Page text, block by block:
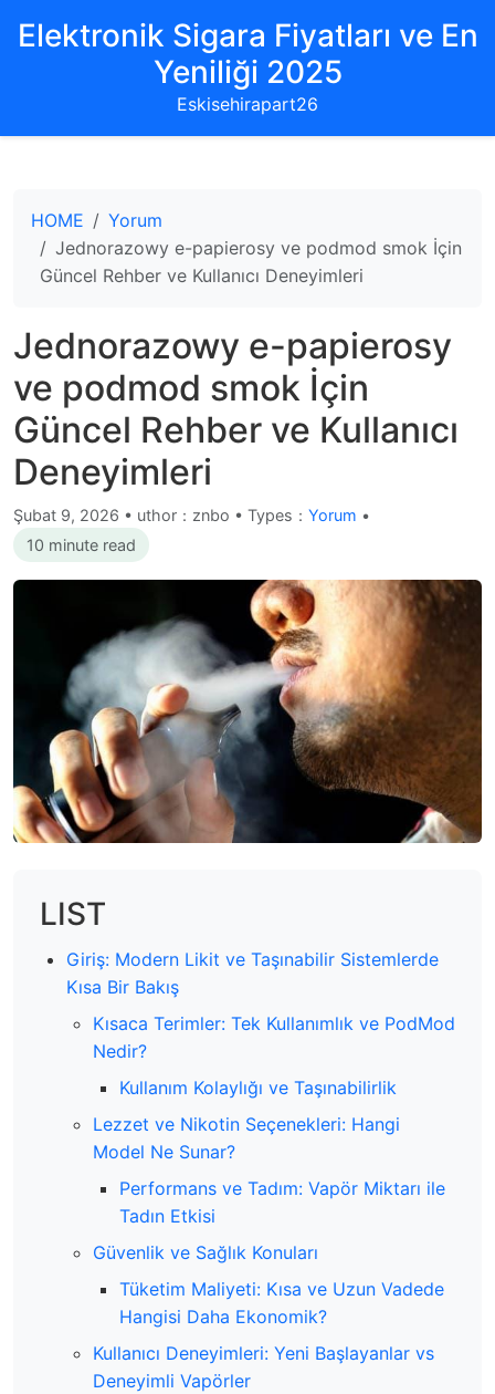
Elektronik Sigara Fiyatları ve En
Yeniliği 2025
Eskisehirapart26
HOME
Yorum
Jednorazowy e-papierosy ve podmod smok İçin
Güncel Rehber ve Kullanıcı Deneyimleri
Jednorazowy e-papierosy
ve podmod smok İçin
Güncel Rehber ve Kullanıcı
Deneyimleri
Şubat 9, 2026 • uthor：znbo • Types： Yorum •
10 minute read
LIST
Giriş: Modern Likit ve Taşınabilir Sistemlerde
Kısa Bir Bakış
Kısaca Terimler: Tek Kullanımlık ve PodMod
Nedir?
Kullanım Kolaylığı ve Taşınabilirlik
Lezzet ve Nikotin Seçenekleri: Hangi
Model Ne Sunar?
Performans ve Tadım: Vapör Miktarı ile
Tadın Etkisi
Güvenlik ve Sağlık Konuları
Tüketim Maliyeti: Kısa ve Uzun Vadede
Hangisi Daha Ekonomik?
Kullanıcı Deneyimleri: Yeni Başlayanlar vs
Deneyimli Vapörler